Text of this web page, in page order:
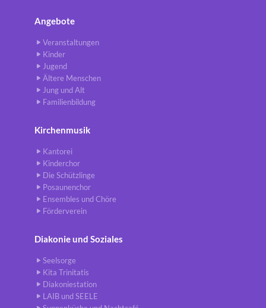
Angebote
Veranstaltungen
Kinder
Jugend
Ältere Menschen
Jung und Alt
Familienbildung
Kirchenmusik
Kantorei
Kinderchor
Die Schützlinge
Posaunenchor
Ensembles und Chöre
Förderverein
Diakonie und Soziales
Seelsorge
Kita Trinitatis
Diakoniestation
LAIB und SEELE